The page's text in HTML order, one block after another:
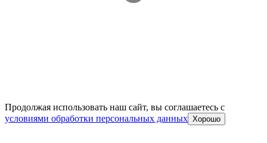
Продолжая использовать наш сайт, вы соглашаетесь c
условиями обработки персональных данных Хорошо